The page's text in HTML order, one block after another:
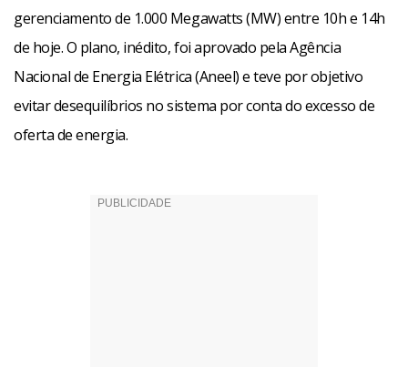
gerenciamento de 1.000 Megawatts (MW) entre 10h e 14h
de hoje. O plano, inédito, foi aprovado pela Agência
Nacional de Energia Elétrica (Aneel) e teve por objetivo
evitar desequilíbrios no sistema por conta do excesso de
oferta de energia.